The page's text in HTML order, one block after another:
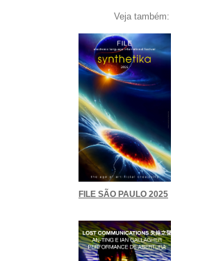
Veja também:
FILE SÃO PAULO 2025